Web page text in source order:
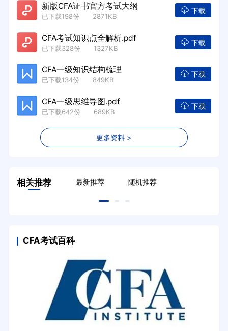
新版CFA证书官方考试大纲
已下载198份 2871KB
下载
CFA考试知识点全解析.pdf
已下载328份 1327KB
下载
CFA一级知识结构梳理
已下载134份 849KB
下载
CFA一级思维导图.pdf
已下载642份 689KB
下载
更多资料 >
相关推荐 最新推荐 随机推荐
CFA考试百科